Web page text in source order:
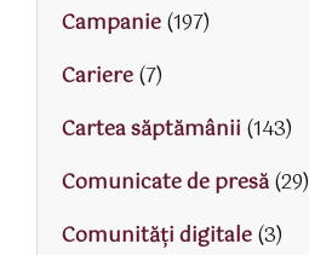
Campanie(197)
Cariere(7)
Cartea săptămânii (143)
Comunicate de presă(29)
Comunități digitale(3)